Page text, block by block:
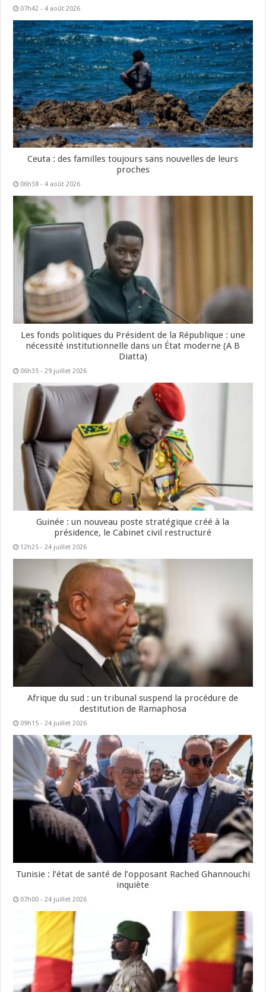
07h42 - 4 août 2026
Ceuta : des familles toujours sans nouvelles de leurs
proches
06h38 - 4 août 2026
Les fonds politiques du Président de la République : une
nécessité institutionnelle dans un État moderne (A B
Diatta)
06h35 - 29 juillet 2026
Guinée : un nouveau poste stratégique créé à la
présidence, le Cabinet civil restructuré
12h25 - 24 juillet 2026
Afrique du sud : un tribunal suspend la procédure de
destitution de Ramaphosa
09h15 - 24 juillet 2026
Tunisie : l’état de santé de l’opposant Rached Ghannouchi
inquiète
07h00 - 24 juillet 2026